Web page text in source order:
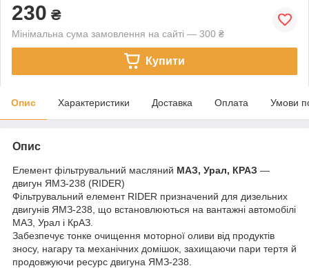
230 ₴
Мінімальна сума замовлення на сайті — 300 ₴
Купити
Опис Характеристики Доставка Оплата Умови
Опис
Елемент фільтрувальний масляний МАЗ, Урал, КРАЗ —
двигун ЯМЗ-238 (RIDER)
Фільтрувальний елемент RIDER призначений для дизельних
двигунів ЯМЗ-238, що встановлюються на вантажні автомобілі
МАЗ, Урал і КрАЗ.
Забезпечує тонке очищення моторної оливи від продуктів
зносу, нагару та механічних домішок, захищаючи пари тертя й
продовжуючи ресурс двигуна ЯМЗ-238.